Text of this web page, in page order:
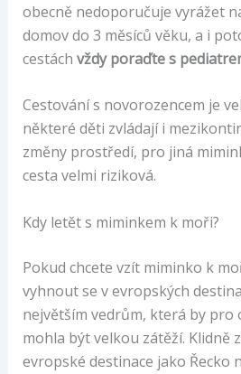
obecně nedoporučuje vyrážet
domov do 3 měsíců věku, a i
cestách vždy poraďte s
Cestování s novorozencem je
některé děti zvládají i
změny prostředí, pro jiná
cesta velmi riziková.
Kdy letět s miminkem k moři?
Pokud chcete vzít miminko k
vyhnout se v evropských
největším vedrům, která by pro
mohla být velkou zátěží. Klidně
evropské destinace jako Řecko